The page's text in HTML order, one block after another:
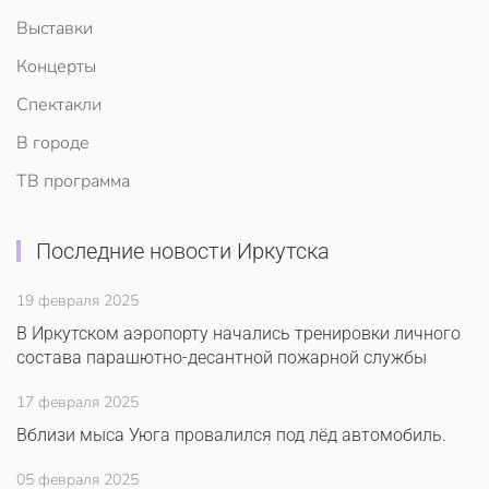
Выставки
Концерты
Спектакли
В городе
ТВ программа
Последние новости Иркутска
19 февраля 2025
В Иркутском аэропорту начались тренировки личного
состава парашютно-десантной пожарной службы
17 февраля 2025
Вблизи мыса Уюга провалился под лёд автомобиль.
05 февраля 2025